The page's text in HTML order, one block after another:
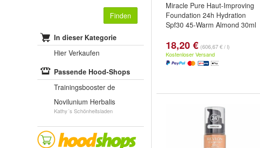
Finden
In dieser Kategorie
Hier Verkaufen
Passende Hood-Shops
Trainingsbooster de
Novilunium Herbalis
Kathy´s Schönheitsladen
Miracle Pure Haut-Improving
Foundation 24h Hydration
Spf30 45-Warm Almond 30ml
18,20 € (606,67 € / l)
Kostenloser Versand